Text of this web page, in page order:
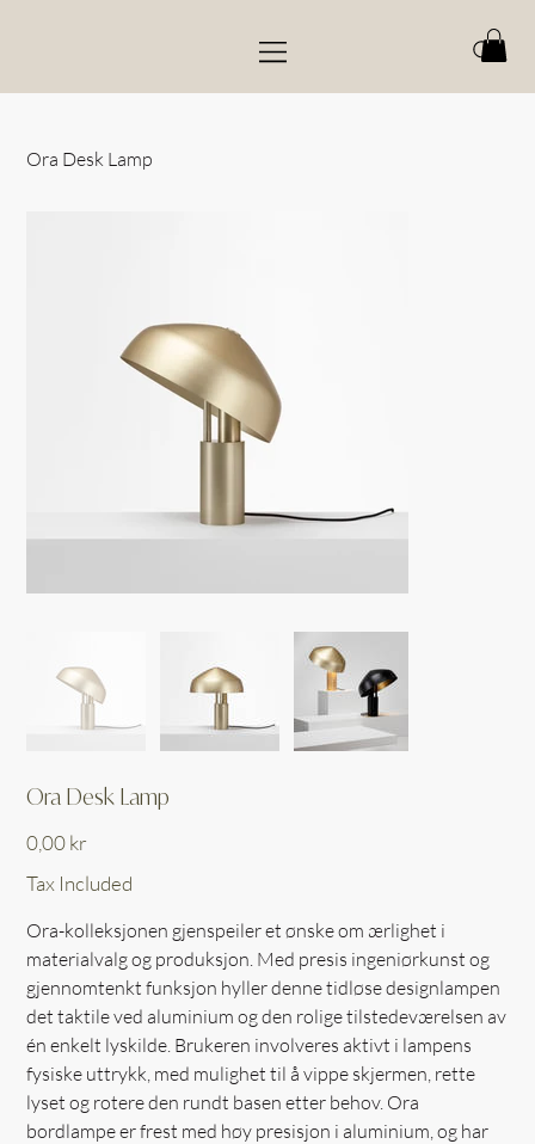
Ora Desk Lamp
Ora Desk Lamp
0,00 kr
Tax Included
Ora-kolleksjonen gjenspeiler et ønske om ærlighet i
materialvalg og produksjon. Med presis ingeniørkunst og
gjennomtenkt funksjon hyller denne tidløse designlampen
det taktile ved aluminium og den rolige tilstedeværelsen av
én enkelt lyskilde. Brukeren involveres aktivt i lampens
fysiske uttrykk, med mulighet til å vippe skjermen, rette
lyset og rotere den rundt basen etter behov. Ora
bordlampe er frest med høy presisjon i aluminium, og har